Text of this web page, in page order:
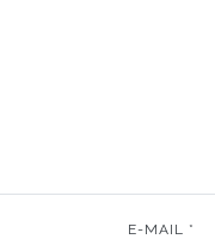
E-MAIL *